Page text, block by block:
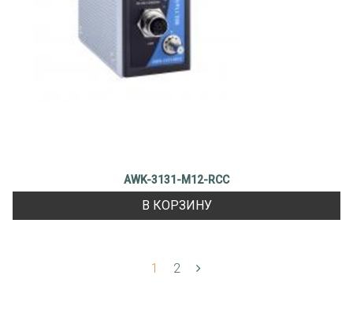
AWK-3131-M12-RCC
В КОРЗИНУ
1 2